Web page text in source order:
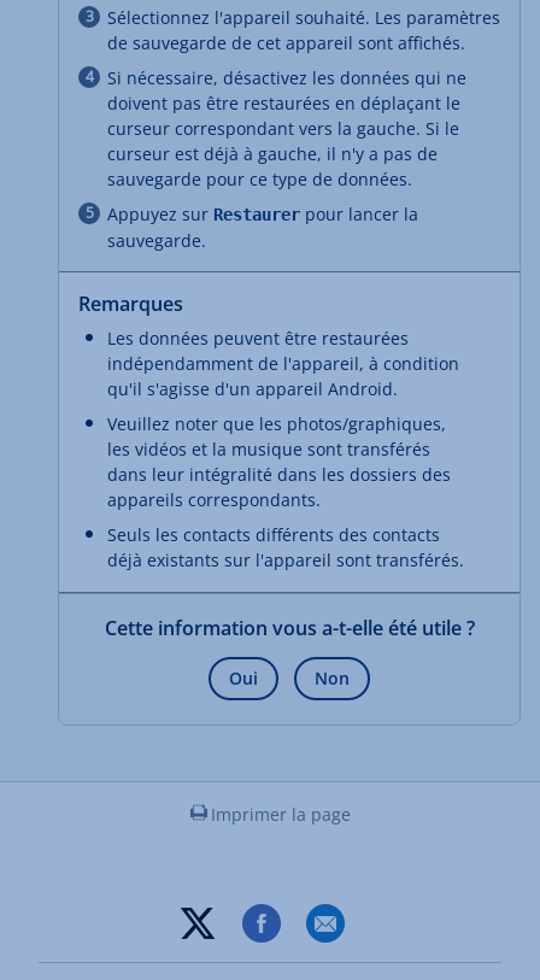
Sélectionnez l'appareil souhaité. Les paramètres
de sauvegarde de cet appareil sont affichés.
Si nécessaire, désactivez les données qui ne
doivent pas être restaurées en déplaçant le
curseur correspondant vers la gauche. Si le
curseur est déjà à gauche, il n'y a pas de
sauvegarde pour ce type de données.
Appuyez sur Restaurer pour lancer la
sauvegarde.
Remarques
Les données peuvent être restaurées
indépendamment de l'appareil, à condition
qu'il s'agisse d'un appareil Android.
Veuillez noter que les photos/graphiques,
les vidéos et la musique sont transférés
dans leur intégralité dans les dossiers des
appareils correspondants.
Seuls les contacts différents des contacts
déjà existants sur l'appareil sont transférés.
Cette information vous a-t-elle été utile ?
Oui Non
Imprimer la page